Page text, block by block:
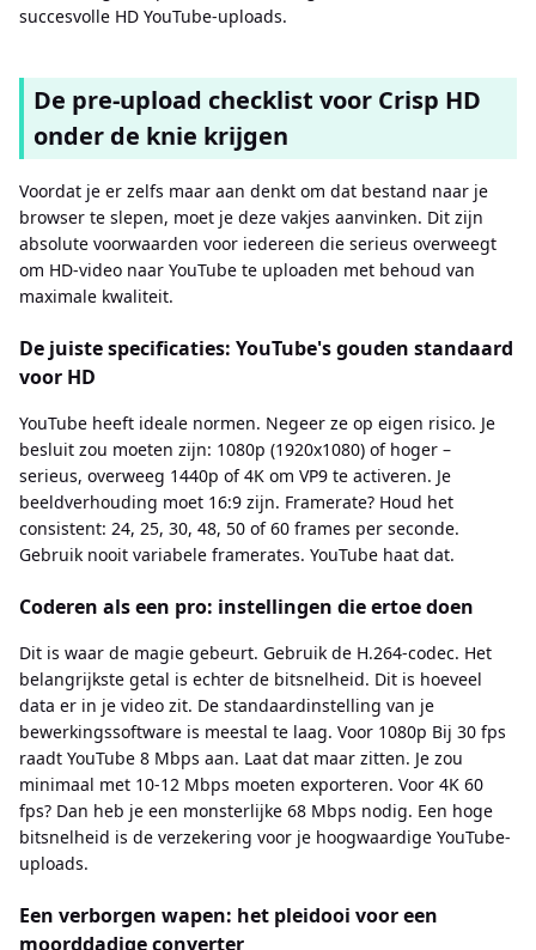
succesvolle HD YouTube-uploads.
De pre-upload checklist voor Crisp HD
onder de knie krijgen
Voordat je er zelfs maar aan denkt om dat bestand naar je
browser te slepen, moet je deze vakjes aanvinken. Dit zijn
absolute voorwaarden voor iedereen die serieus overweegt
om HD-video naar YouTube te uploaden met behoud van
maximale kwaliteit.
De juiste specificaties: YouTube's gouden standaard
voor HD
YouTube heeft ideale normen. Negeer ze op eigen risico. Je
besluit zou moeten zijn: 1080p (1920x1080) of hoger –
serieus, overweeg 1440p of 4K om VP9 te activeren. Je
beeldverhouding moet 16:9 zijn. Framerate? Houd het
consistent: 24, 25, 30, 48, 50 of 60 frames per seconde.
Gebruik nooit variabele framerates. YouTube haat dat.
Coderen als een pro: instellingen die ertoe doen
Dit is waar de magie gebeurt. Gebruik de H.264-codec. Het
belangrijkste getal is echter de bitsnelheid. Dit is hoeveel
data er in je video zit. De standaardinstelling van je
bewerkingssoftware is meestal te laag. Voor 1080p Bij 30 fps
raadt YouTube 8 Mbps aan. Laat dat maar zitten. Je zou
minimaal met 10-12 Mbps moeten exporteren. Voor 4K 60
fps? Dan heb je een monsterlijke 68 Mbps nodig. Een hoge
bitsnelheid is de verzekering voor je hoogwaardige YouTube-
uploads.
Een verborgen wapen: het pleidooi voor een
moorddadige converter